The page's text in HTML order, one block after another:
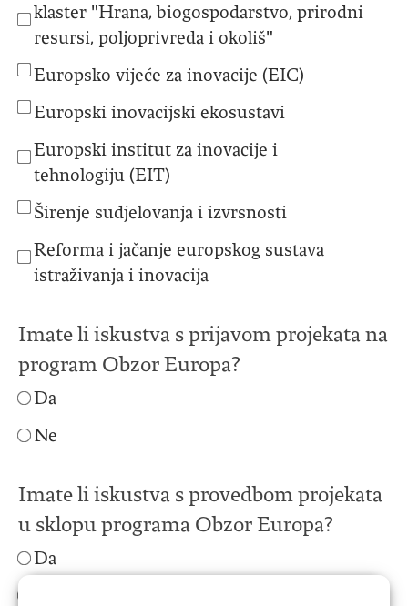
klaster "Hrana, biogospodarstvo, prirodni
resursi, poljoprivreda i okoliš"
Europsko vijeće za inovacije (EIC)
Europski inovacijski ekosustavi
Europski institut za inovacije i
tehnologiju (EIT)
Širenje sudjelovanja i izvrsnosti
Reforma i jačanje europskog sustava
istraživanja i inovacija
Imate li iskustva s prijavom projekata na
program Obzor Europa?
Da
Ne
Imate li iskustva s provedbom projekata
u sklopu programa Obzor Europa?
Da